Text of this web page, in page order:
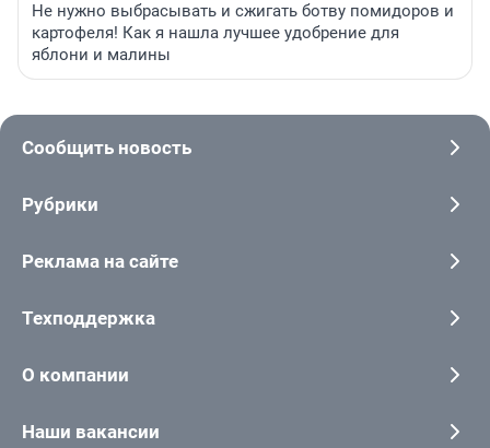
Не нужно выбрасывать и сжигать ботву помидоров и
картофеля! Как я нашла лучшее удобрение для
яблони и малины
Сообщить новость
Рубрики
Реклама на сайте
Техподдержка
О компании
Наши вакансии